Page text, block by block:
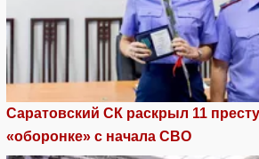
Саратовский СК раскрыл 11
«оборонке» с начала СВО